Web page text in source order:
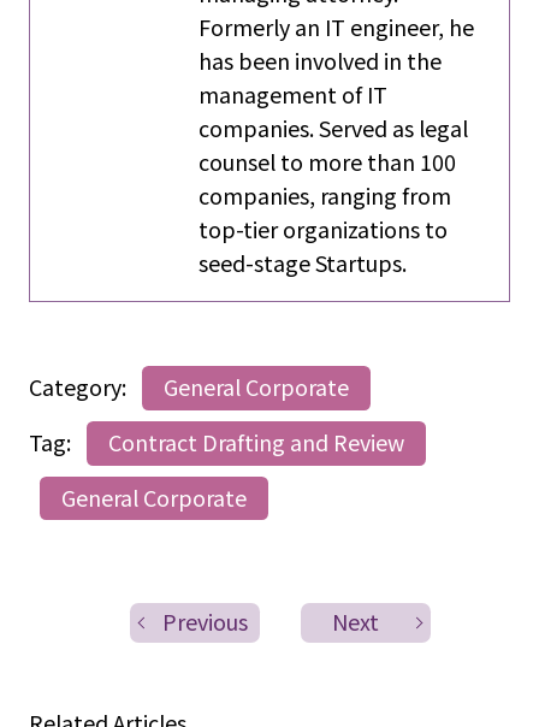
Formerly an IT engineer, he
has been involved in the
management of IT
companies. Served as legal
counsel to more than 100
companies, ranging from
top-tier organizations to
seed-stage Startups.
Category:
General Corporate
Tag:
Contract Drafting and Review
General Corporate
Previous Next